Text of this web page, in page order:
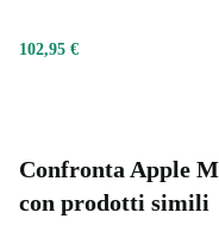
102,95 €
Confronta Apple
con prodotti simili